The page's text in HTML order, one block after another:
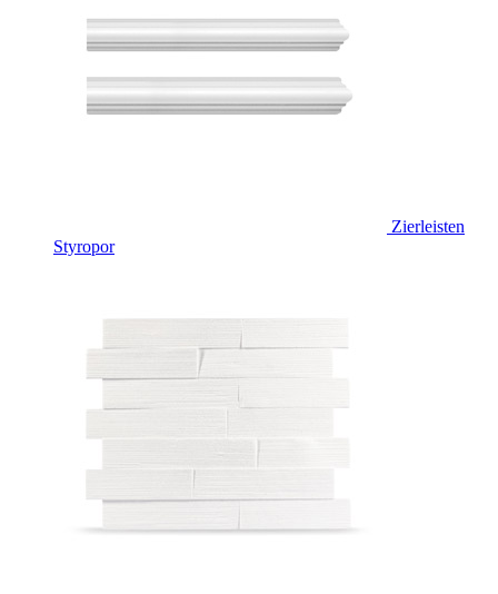
Zierleisten
Styropor